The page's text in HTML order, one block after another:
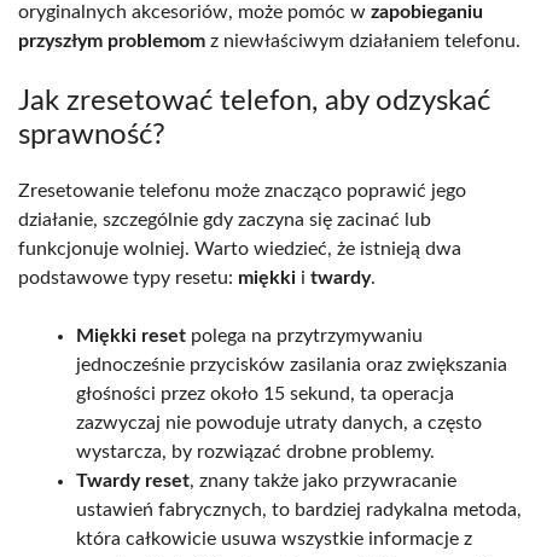
oryginalnych akcesoriów, może pomóc w zapobieganiu
przyszłym problemom z niewłaściwym działaniem telefonu.
Jak zresetować telefon, aby odzyskać
sprawność?
Zresetowanie telefonu może znacząco poprawić jego
działanie, szczególnie gdy zaczyna się zacinać lub
funkcjonuje wolniej. Warto wiedzieć, że istnieją dwa
podstawowe typy resetu: miękki i twardy.
Miękki reset polega na przytrzymywaniu
jednocześnie przycisków zasilania oraz zwiększania
głośności przez około 15 sekund, ta operacja
zazwyczaj nie powoduje utraty danych, a często
wystarcza, by rozwiązać drobne problemy.
Twardy reset, znany także jako przywracanie
ustawień fabrycznych, to bardziej radykalna metoda,
która całkowicie usuwa wszystkie informacje z